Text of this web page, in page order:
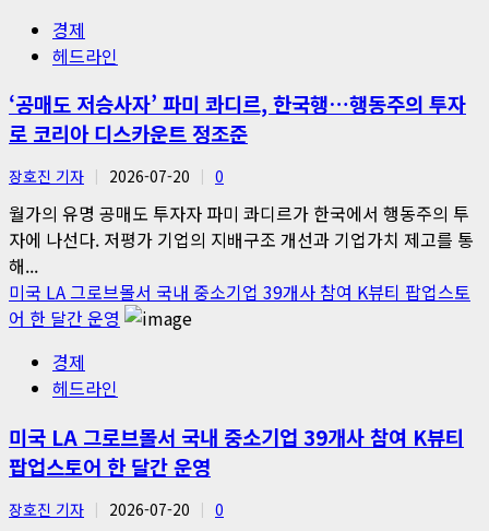
경제
헤드라인
‘공매도 저승사자’ 파미 콰디르, 한국행…행동주의 투자
로 코리아 디스카운트 정조준
장호진 기자 2026-07-20 0
월가의 유명 공매도 투자자 파미 콰디르가 한국에서 행동주의 투
자에 나선다. 저평가 기업의 지배구조 개선과 기업가치 제고를 통
해...
미국 LA 그로브몰서 국내 중소기업 39개사 참여 K뷰티 팝업스토
어 한 달간 운영
경제
헤드라인
미국 LA 그로브몰서 국내 중소기업 39개사 참여 K뷰티
팝업스토어 한 달간 운영
장호진 기자 2026-07-20 0